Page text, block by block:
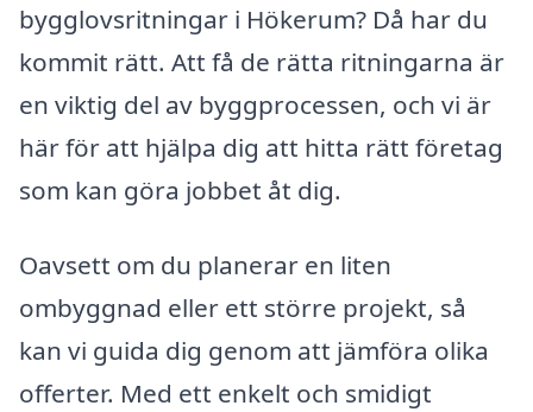
bygglovsritningar i Hökerum? Då har du
kommit rätt. Att få de rätta ritningarna är
en viktig del av byggprocessen, och vi är
här för att hjälpa dig att hitta rätt företag
som kan göra jobbet åt dig.
Oavsett om du planerar en liten
ombyggnad eller ett större projekt, så
kan vi guida dig genom att jämföra olika
offerter. Med ett enkelt och smidigt